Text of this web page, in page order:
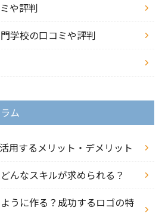
や評判
学校の口コミや評判
ム
用するメリット・デメリット
んなスキルが求められる？
うに作る？成功するロゴの特